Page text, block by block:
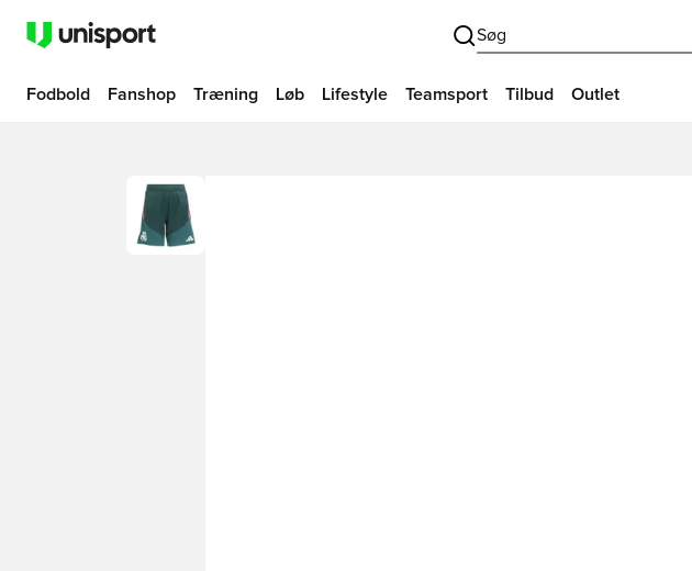
Søg
Fodbold Fanshop Træning Løb Lifestyle Teamsport Tilbud Outlet